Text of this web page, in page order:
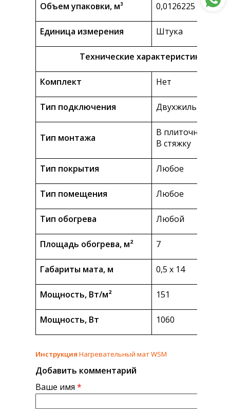
Объем упаковки, м³ 0,0126225
Единица измерения Штука
Технические характеристики
Комплект Нет
Тип подключения Двухжильное
Тип монтажа
В плиточный
В стяжку
Тип покрытия Любое
Тип помещения Любое
Тип обогрева Любой
Площадь обогрева, м² 7
Габариты мата, м 0,5 х 14
Мощность, Вт/м² 151
Мощность, Вт 1060
Инструкция Нагревательный мат WSM
Добавить комментарий
Ваше имя *